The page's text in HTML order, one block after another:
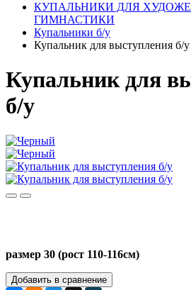
КУПАЛЬНИКИ ДЛЯ
ГИМНАСТИКИ
Купальники б/у
Купальник для выступления б/у
Купальник для
б/у
размер 30 (рост 110-116см)
Добавить в сравнение